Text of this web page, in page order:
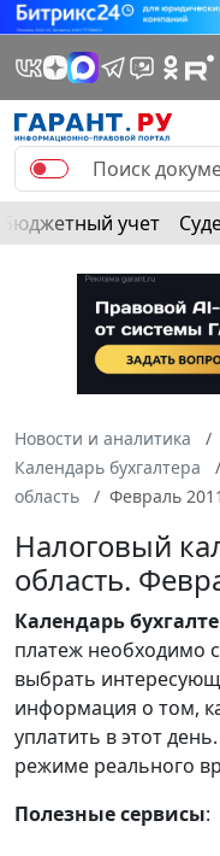
Бюджетный учет
Новости и аналитика
Календарь бухгалтера
область
Февраль 2011
Налоговый
область.
Календарь
платеж необходимо
выбрать
информация о том,
уплатить в этот
режиме реального
Полезные сервисы: